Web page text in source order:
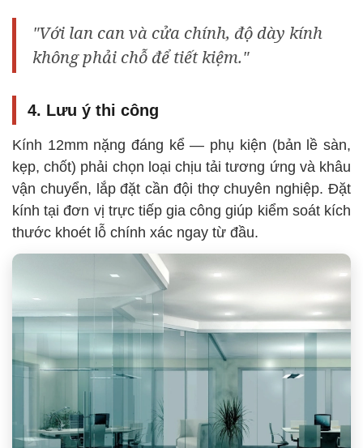
"Với lan can và cửa chính, độ dày kính
không phải chỗ để tiết kiệm."
4. Lưu ý thi công
Kính 12mm nặng đáng kể — phụ kiện (bản lề sàn,
kẹp, chốt) phải chọn loại chịu tải tương ứng và khâu
vận chuyển, lắp đặt cần đội thợ chuyên nghiệp. Đặt
kính tại đơn vị trực tiếp gia công giúp kiểm soát kích
thước khoét lỗ chính xác ngay từ đầu.